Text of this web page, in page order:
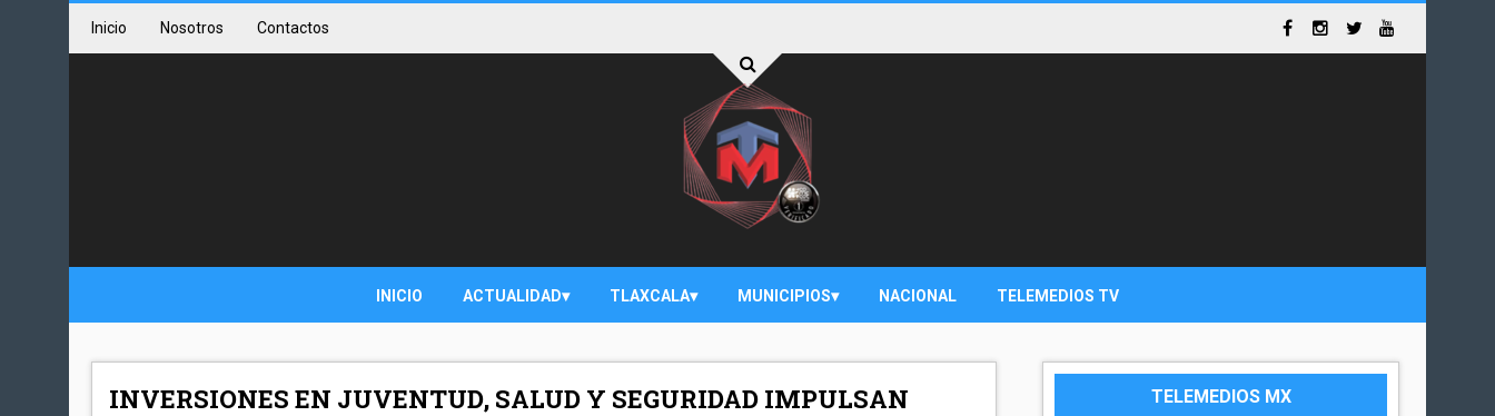
Inicio Nosotros Contactos
INICIO ACTUALIDAD TLAXCALA MUNICIPIOS NACIONAL TELEMEDIOS TV
INVERSIONES EN JUVENTUD, SALUD Y SEGURIDAD IMPULSAN
TELEMEDIOS MX